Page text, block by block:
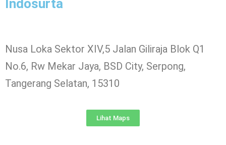
Indosurta
Nusa Loka Sektor XIV,5 Jalan Giliraja Blok Q1
No.6, Rw Mekar Jaya, BSD City, Serpong,
Tangerang Selatan, 15310
Lihat Maps